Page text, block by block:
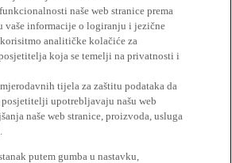
naše web stranice prema
vaše informacije o logiranju i jezične
analitičke kolačiće za
koja se temelji na privatnosti i
tijela za zaštitu podataka da
upotrebljavaju našu web
naše web stranice, proizvoda, usluga
putem gumba u nastavku,